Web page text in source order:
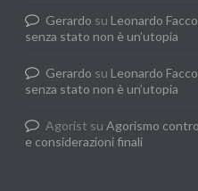
Gerardo su Leonardo
senza stato non è un’utopia
Gerardo su Leonardo
senza stato non è un’utopia
Agorist suAgorismo
e considerazioni finali